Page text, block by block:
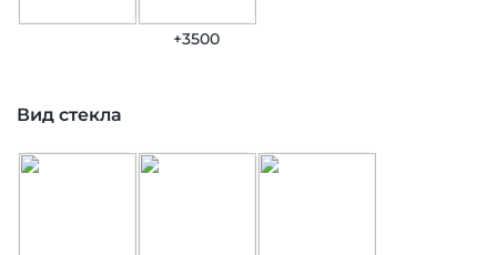
+3500
Вид стекла